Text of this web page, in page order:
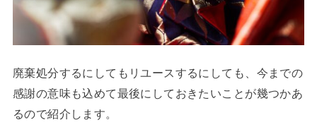
廃棄処分するにしてもリユースするにしても、今までの
感謝の意味も込めて最後にしておきたいことが幾つかあ
るので紹介します。